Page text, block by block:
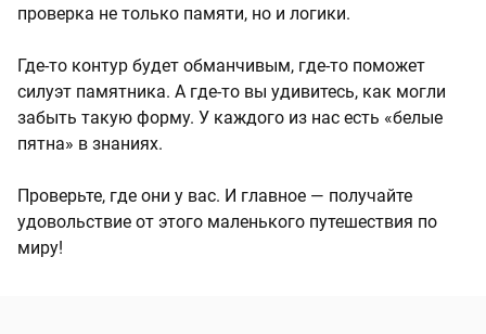
проверка не только памяти, но и логики.
Где-то контур будет обманчивым, где-то поможет
силуэт памятника. А где-то вы удивитесь, как могли
забыть такую форму. У каждого из нас есть «белые
пятна» в знаниях.
Проверьте, где они у вас. И главное — получайте
удовольствие от этого маленького путешествия по
миру!